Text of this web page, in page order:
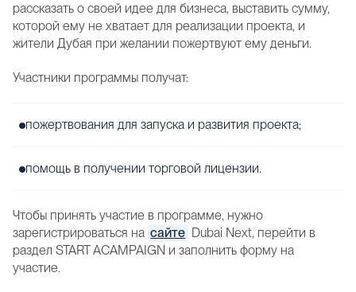
рассказать о своей идее для бизнеса, выставить сумму,
которой ему не хватает для реализации проекта, и
жители Дубая при желании пожертвуют ему деньги.
Участники программы получат:
пожертвования для запуска и развития проекта;
помощь в получении торговой лицензии.
Чтобы принять участие в программе, нужно
зарегистрироваться на сайте Dubai Next, перейти в
раздел START ACAMPAIGN и заполнить форму на
участие.